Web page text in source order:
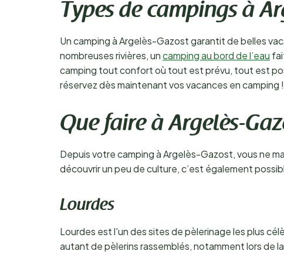
Types de campings à
Un camping à Argelès-Gazost garantit de belles
nombreuses rivières, uncamping au bord de l’eau
camping tout confort où tout est prévu, tout est
réservez dès maintenant vos vacances en camping !
Que faire à Argelès-
Depuis votre camping à Argelès-Gazost, vous ne
découvrir un peu de culture, c’est également
Lourdes
Lourdes est l'un des sites de pèlerinage les plus
autant de pèlerins rassemblés, notamment lors de